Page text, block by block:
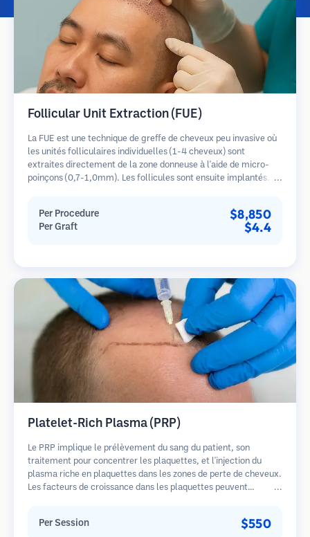
Follicular Unit Extraction (FUE)
La FUE est une technique de greffe de cheveux peu invasive où
les unités folliculaires individuelles (1-4 cheveux) sont
extraites directement de la zone donneuse à l'aide de micro-
poinçons (0,7-1,0mm). Les follicules sont ensuite implantés
guérison plus rapide par rapport aux méthodes de prélèvement
en bandelette.
Per Procedure $8,850
Per Graft $4.4
Platelet-Rich Plasma (PRP)
Le PRP implique le prélèvement du sang du patient, son
traitement pour concentrer les plaquettes, et l'injection du
plasma riche en plaquettes dans les zones de perte de cheveux.
Les facteurs de croissance dans les plaquettes peuvent
Plusieurs séances sont généralement nécessaires.
Per Session $550